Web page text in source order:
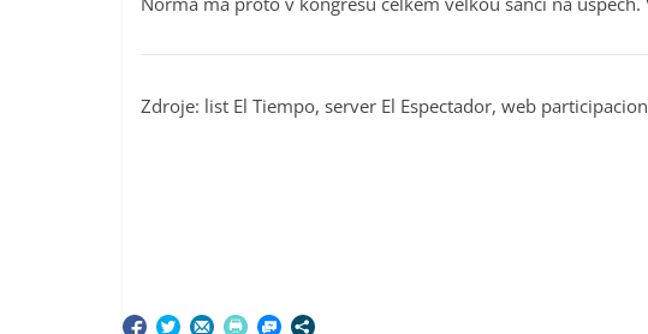
Zdroje: list El Tiempo, server El Espectador, web